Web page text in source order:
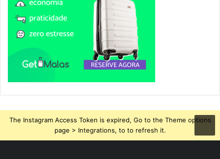
The Instagram Access Token is expired, Go to the Theme options
page > Integrations, to to refresh it.